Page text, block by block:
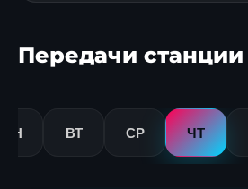
Передачи станции
ПН ВТ СР ЧТ